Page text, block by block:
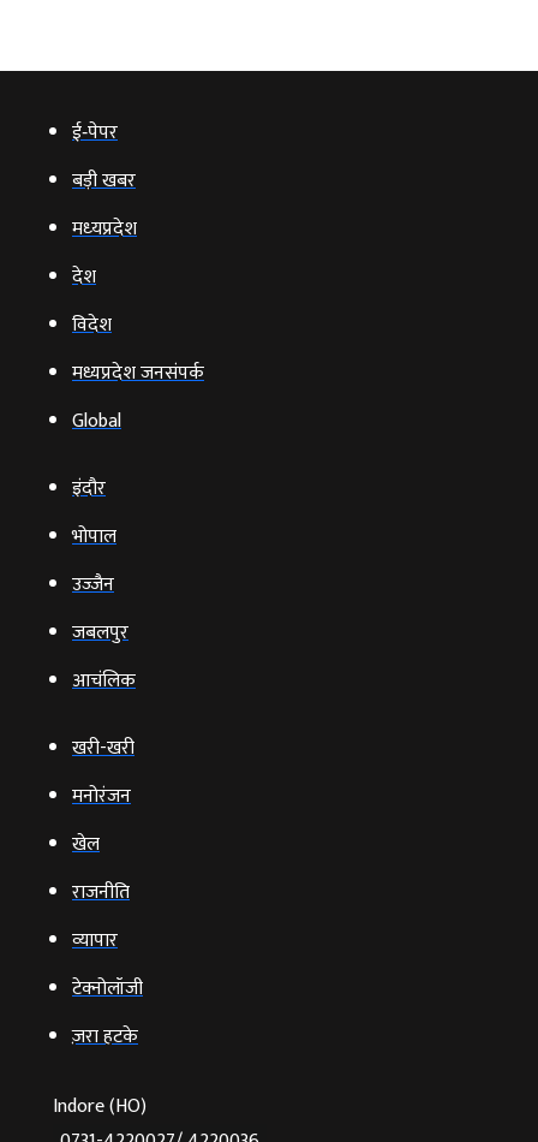
ई‑पेपर
बड़ी खबर
मध्‍यप्रदेश
देश
विदेश
मध्यप्रदेश जनसंपर्क
Global
इंदौर
भोपाल
उज्‍जैन
जबलपुर
आचंलिक
खरी-खरी
मनोरंजन
खेल
राजनीति
व्‍यापार
टेक्‍नोलॉजी
ज़रा हटके
Indore (HO)